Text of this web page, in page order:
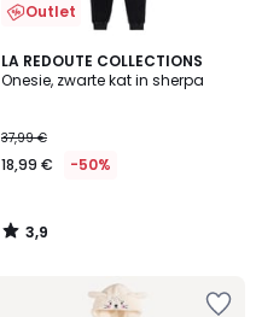
Outlet
LA REDOUTE COLLECTIONS
Onesie, zwarte kat in sherpa
37,99 €
18,99 € -50%
3,9
/ 5
3,9
/